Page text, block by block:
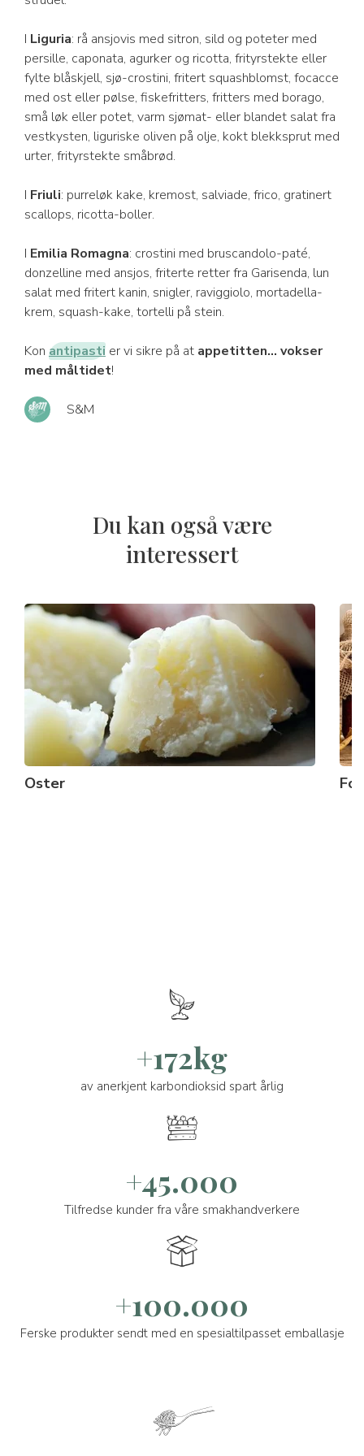
I Liguria: rå ansjovis med sitron, sild og poteter med
persille, caponata, agurker og ricotta, frityrstekte eller
fylte blåskjell, sjø-crostini, fritert squashblomst, focacce
med ost eller pølse, fiskefritters, fritters med borago,
små løk eller potet, varm sjømat- eller blandet salat fra
vestkysten, liguriske oliven på olje, kokt blekksprut med
urter, frityrstekte småbrød.
I Friuli: purreløk kake, kremost, salviade, frico, gratinert
scallops, ricotta-boller.
I Emilia Romagna: crostini med bruscandolo-paté,
donzelline med ansjos, friterte retter fra Garisenda, lun
salat med fritert kanin, snigler, raviggiolo, mortadella-
krem, squash-kake, tortelli på stein.
Kon antipasti er vi sikre på at appetitten... vokser
med måltidet!
S&M
Du kan også være
interessert
Oster
+172kg
av anerkjent karbondioksid spart årlig
+45.000
Tilfredse kunder fra våre smakhandverkere
+100.000
Ferske produkter sendt med en spesialtilpasset emballasje